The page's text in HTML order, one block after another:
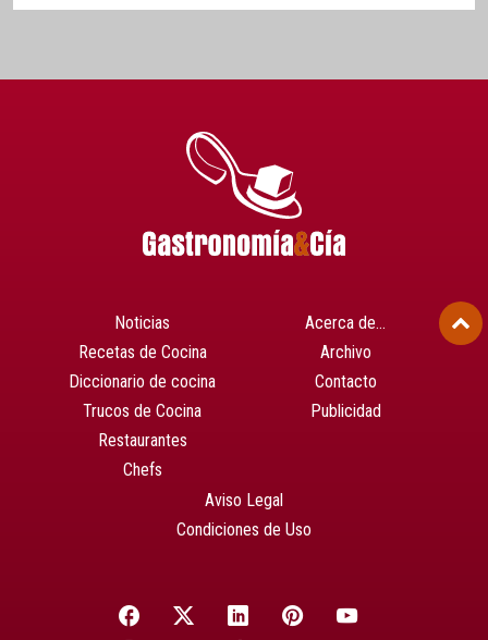
Noticias
Recetas de Cocina
Diccionario de cocina
Trucos de Cocina
Restaurantes
Chefs
Acerca de…
Archivo
Contacto
Publicidad
Aviso Legal
Condiciones de Uso